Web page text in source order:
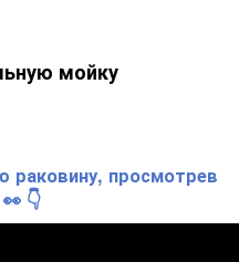
мойку
раковину, просмотрев
👇